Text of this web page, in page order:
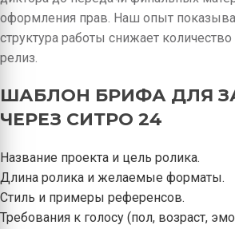
оформления прав. Наш опыт
структура работы снижает
релиз.
ШАБЛОН БРИФА ДЛЯ
ЧЕРЕЗ СИТРО 24
Название проекта и цель ролика.
Длина ролика и желаемые форматы.
Стиль и примеры референсов.
Требования к голосу (пол, возраст,